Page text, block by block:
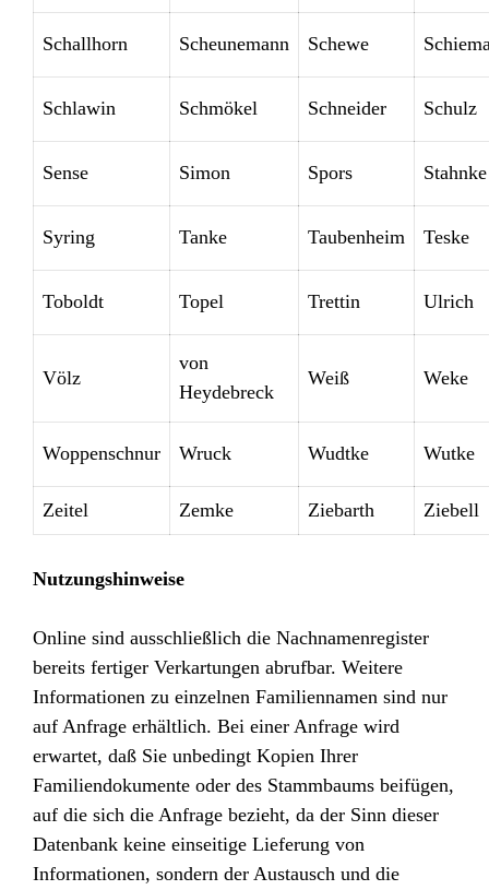
Schallhorn Scheunemann Schewe
Schlawin Schmökel Schneider Schulz
Sense Simon Spors Stahnke
Syring Tanke Taubenheim Teske
Toboldt Topel Trettin Ulrich
Völz
von
Heydebreck
Weiß Weke
Woppenschnur Wruck Wudtke Wutke
Zeitel Zemke Ziebarth Ziebell
Nutzungshinweise
Online sind ausschließlich die Nachnamenregister
bereits fertiger Verkartungen abrufbar. Weitere
Informationen zu einzelnen Familiennamen sind nur
auf Anfrage erhältlich. Bei einer Anfrage wird
erwartet, daß Sie unbedingt Kopien Ihrer
Familiendokumente oder des Stammbaums beifügen,
auf die sich die Anfrage bezieht, da der Sinn dieser
Datenbank keine einseitige Lieferung von
Informationen, sondern der Austausch und die